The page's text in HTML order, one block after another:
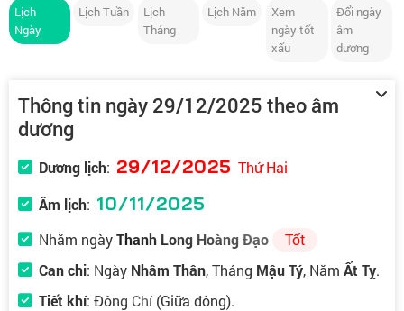
Lịch
Ngày
Lịch Tuần
Lịch
Tháng
Lịch Năm
Xem
ngày tốt
xấu
Đổi ngày
âm
dương
Thông tin ngày 29/12/2025 theo âm
dương
Dương lịch: 29/12/2025 Thứ Hai
Âm lịch: 10/11/2025
Nhằm ngàyThanh Long Hoàng Đạo
Tốt
Can chi: Ngày Nhâm Thân, Tháng Mậu Tý, Năm Ất Tỵ.
Tiết khí: Đông Chí (Giữa đông).